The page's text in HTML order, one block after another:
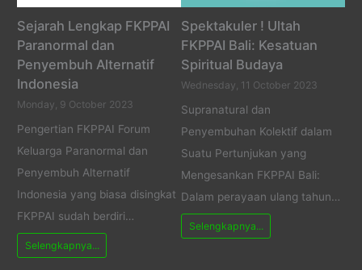
Sejarah Lengkap FKPPAI
Paranormal dan
Penyembuh Alternatif
Indonesia
Monday, 9 October 2023
Pengertian FKPPAI Forum
Keluarga Paranormal dan
Penyembuh Alternatif
Indonesia yang biasa disingkat
FKPPAI sudah berdiri…
Selengkapnya...
Spektakuler ! Ultah
FKPPAI Bali: Kesatuan
Spiritual Budaya
Wednesday, 11 October 2023
Supranatural dan
Penyembuhan Kolektif dalam
Suatu Pertunjukan yang
Mengesankan FKPPAI Bali:
Dalam perayaan ulang tahun…
Selengkapnya...